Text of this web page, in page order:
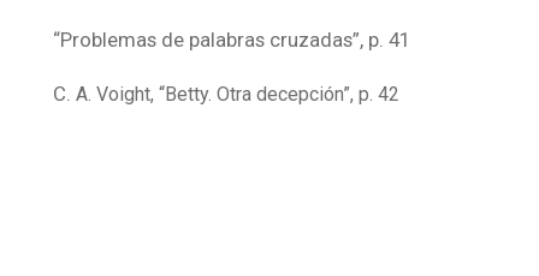
“Problemas de palabras cruzadas”, p. 41
C.A. Voight, “Betty. Otra decepción”, p. 42